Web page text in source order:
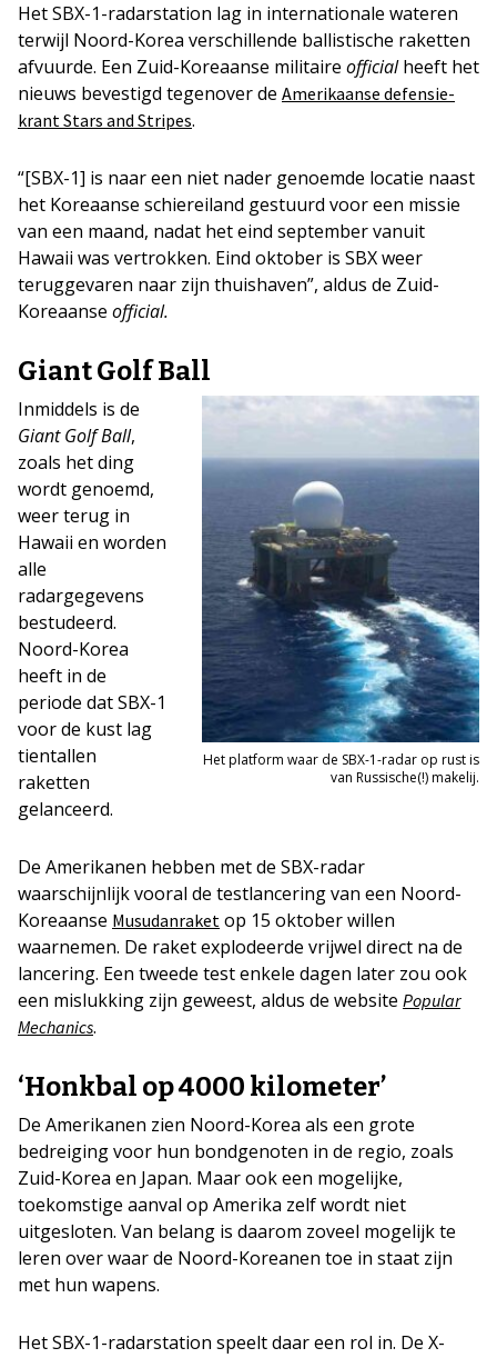
Het SBX-1-radarstation lag in internationale wateren
terwijl Noord-Korea verschillende ballistische raketten
afvuurde. Een Zuid-Koreaanse militaire officialheeft het
nieuws bevestigd tegenover de Amerikaanse defensie-
krant Stars and Stripes.
“[SBX-1] is naar een niet nader genoemde locatie naast
het Koreaanse schiereiland gestuurd voor een missie
van een maand, nadat het eind september vanuit
Hawaii was vertrokken. Eind oktober is SBX weer
teruggevaren naar zijn thuishaven”, aldus de Zuid-
Koreaanse official.
Giant Golf Ball
Het platform waar de SBX-1-radar op rust is
van Russische(!) makelij.
Inmiddels is de
Giant Golf Ball,
zoals het ding
wordt genoemd,
weer terug in
Hawaii en worden
alle
radargegevens
bestudeerd.
Noord-Korea
heeft in de
periode dat SBX-1
voor de kust lag
tientallen
raketten
gelanceerd.
De Amerikanen hebben met de SBX-radar
waarschijnlijk vooral de testlancering van een Noord-
Koreaanse Musudanraket op 15 oktober willen
waarnemen. De raket explodeerde vrijwel direct na de
lancering. Een tweede test enkele dagen later zou ook
een mislukking zijn geweest, aldus de website Popular
Mechanics.
‘Honkbal op 4000 kilometer’
De Amerikanen zien Noord-Korea als een grote
bedreiging voor hun bondgenoten in de regio, zoals
Zuid-Korea en Japan. Maar ook een mogelijke,
toekomstige aanval op Amerika zelf wordt niet
uitgesloten. Van belang is daarom zoveel mogelijk te
leren over waar de Noord-Koreanen toe in staat zijn
met hun wapens.
Het SBX-1-radarstation speelt daar een rol in. De X-